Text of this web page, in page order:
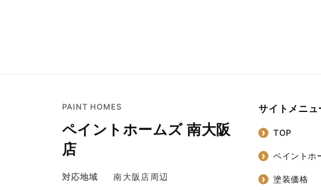
PAINT HOMES
ペイントホームズ 南大阪
店
対応地域
南大阪店周辺
サイトメニュ
TOP
ペイントホ
塗装価格